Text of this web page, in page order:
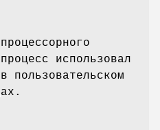
использовал
пользовательском